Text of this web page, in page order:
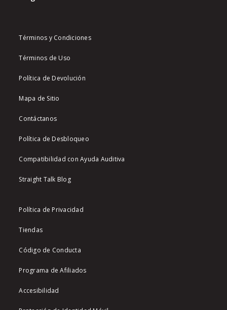
Términos y Condiciones
Términos de Uso
Política de Devolución
Mapa de Sitio
Contáctanos
Política de Desbloqueo
Compatibilidad con Ayuda Auditiva
Straight Talk Blog
Política de Privacidad
Tiendas
Código de Conducta
Programa de Afiliados
Accesibilidad